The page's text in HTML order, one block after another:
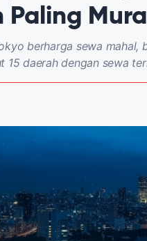
berharga sewa
15 daerah dengan sewa